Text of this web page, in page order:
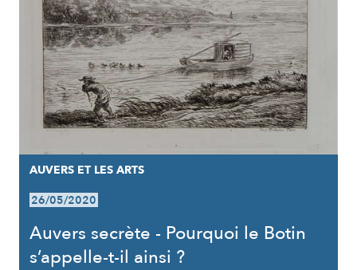
AUVERS ET LES ARTS
26/05/2020
Auvers secrète - Pourquoi le Botin
s’appelle-t-il ainsi ?